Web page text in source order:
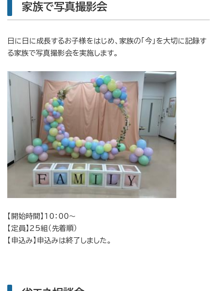
家族で写真撮影会
日に日に成長するお子様をはじめ、家族の「今」を大切に記録す
る家族で写真撮影会を実施します。
【開始時間】10：00〜
【定員】25組（先着順）
【申込み】申込みは終了しました。